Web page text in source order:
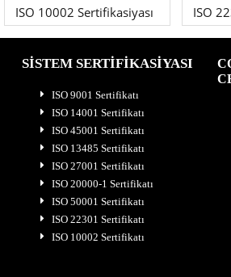
ISO 10002 Sertifikasiyası ISO
SİSTEM SERTİFİKASİYASI
ISO 9001 Sertifikatı
ISO 14001 Sertifikatı
ISO 45001 Sertifikatı
ISO 13485 Sertifikatı
ISO 27001 Sertifikatı
ISO 20000-1 Sertifikatı
ISO 50001 Sertifikatı
ISO 22301 Sertifikatı
ISO 10002 Sertifikatı